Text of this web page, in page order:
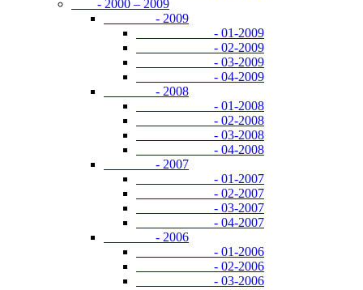
- 2000 – 2009
- 2009
- 01-2009
- 02-2009
- 03-2009
- 04-2009
- 2008
- 01-2008
- 02-2008
- 03-2008
- 04-2008
- 2007
- 01-2007
- 02-2007
- 03-2007
- 04-2007
- 2006
- 01-2006
- 02-2006
- 03-2006